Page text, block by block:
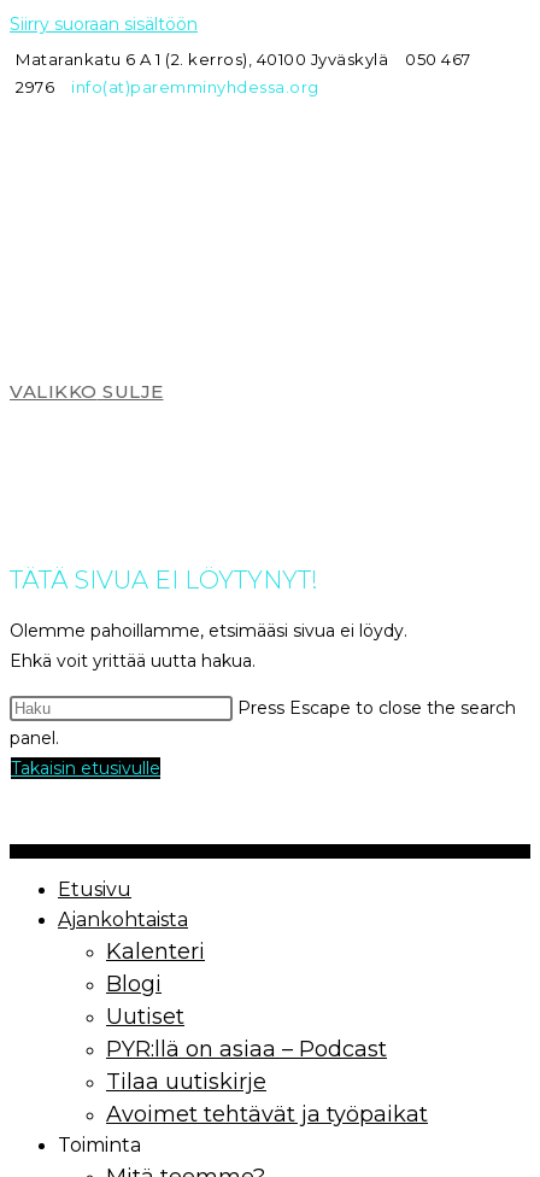
Siirry suoraan sisältöön
Matarankatu 6 A 1 (2. kerros), 40100 Jyväskylä
050 467
2976
info(at)paremminyhdessa.org
VALIKKO SULJE
TÄTÄ SIVUA EI LÖYTYNYT!
Olemme pahoillamme, etsimääsi sivua ei löydy.
Ehkä voit yrittää uutta hakua.
Press Escape to close the search
panel.
Takaisin etusivulle
Etusivu
Ajankohtaista
Kalenteri
Blogi
Uutiset
PYR:llä on asiaa – Podcast
Tilaa uutiskirje
Avoimet tehtävät ja työpaikat
Toiminta